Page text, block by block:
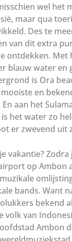
wel het
maar qua
Des te
van dit extra
ontdekken. Met
blauw water en
is Ora
mooiste en
aan het
het water zo
er zwevend uit
vakantie? Zodra
op Ambon
bands. Want
bekend
volk van
Ambon